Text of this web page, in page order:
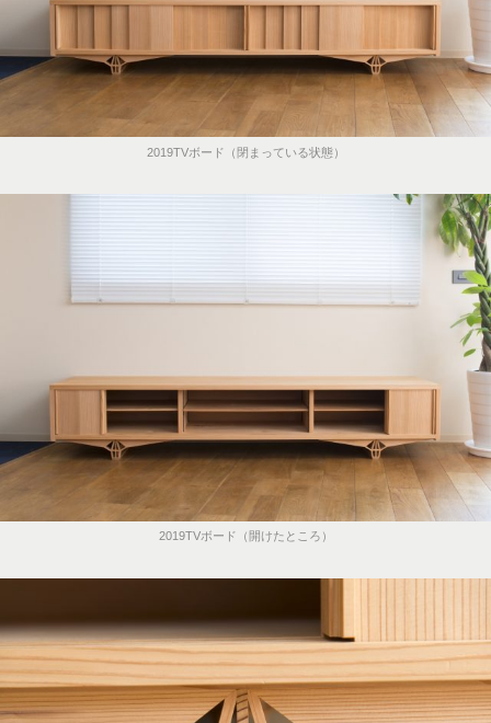
2019TVボード（閉まっている状態）
2019TVボード（開けたところ）